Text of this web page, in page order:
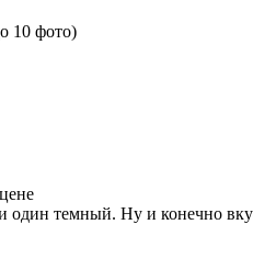
10 фото)
один темный. Ну и конечно